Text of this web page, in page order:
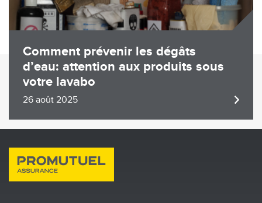
Comment prévenir les dégâts
d’eau: attention aux produits sous
votre lavabo
26 août 2025